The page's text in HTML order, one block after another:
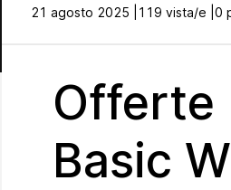
21 agosto 2025 | 119 vista/e | 0
Offerte
Basic